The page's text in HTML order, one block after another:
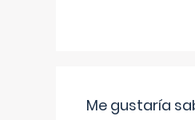
Me gustaría